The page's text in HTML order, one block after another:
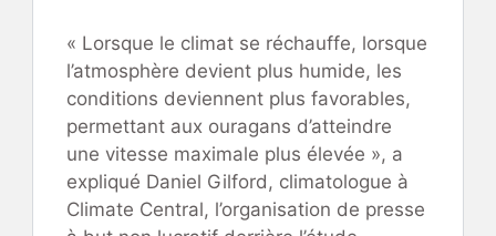
« Lorsque le climat se réchauffe, lorsque
l’atmosphère devient plus humide, les
conditions deviennent plus favorables,
permettant aux ouragans d’atteindre
une vitesse maximale plus élevée », a
expliqué Daniel Gilford, climatologue à
Climate Central, l’organisation de presse